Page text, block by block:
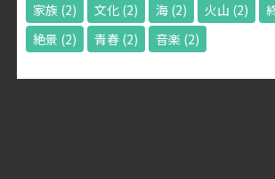
家族 (2) 文化(2) 海(2) 火山 (2)
絶景 (2) 青春(2) 音楽 (2)